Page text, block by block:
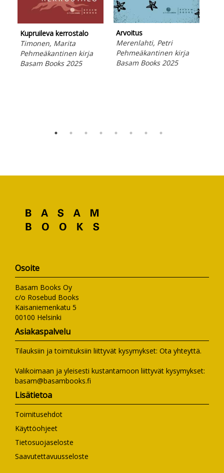
Kupruileva kerrostalo
Timonen, Marita
Pehmeäkantinen kirja
Basam Books 2025
Arvoitus
Merenlahti, Petri
Pehmeäkantinen kirja
Basam Books 2025
Osoite
Basam Books Oy
c/o Rosebud Books
Kaisaniemenkatu 5
00100 Helsinki
Asiakaspalvelu
Tilauksiin ja toimituksiin liittyvät kysymykset: Ota yhteyttä.
Valikoimaan ja yleisesti kustantamoon liittyvät kysymykset:
basam@basambooks.fi
Lisätietoa
Toimitusehdot
Käyttöohjeet
Tietosuojaseloste
Saavutettavuusseloste